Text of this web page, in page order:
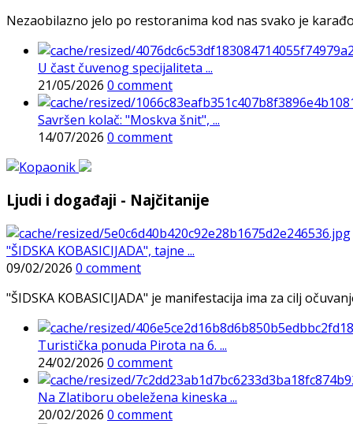
Nezaobilazno jelo po restoranima kod nas svako je
U čast čuvenog specijaliteta ...
21/05/2026 0 comment
Savršen kolač: "Moskva šnit", ...
14/07/2026 0 comment
Ljudi i događaji - Najčitanije
"ŠIDSKA KOBASICIJADA", tajne ...
09/02/2026 0 comment
"ŠIDSKA KOBASICIJADA" je manifestacija ima za cilj
Turistička ponuda Pirota na 6. ...
24/02/2026 0 comment
Na Zlatiboru obeležena kineska ...
20/02/2026 0 comment